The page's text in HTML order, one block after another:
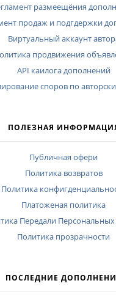
размеещёния
продаж и подгдержки
Виртуальный аккаунт
продвижения
API каилога дополнений
споров по
ПОЛЕЗНАЯ
Публичная офери
Политика возвратов
Политика
Платоженая политика
Передали
Политика прозрачности
ПОСЛЕДНИЕ